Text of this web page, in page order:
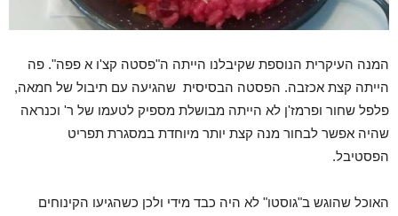
המנה העיקרית הנוספת שקיבלנו הייתה ה"פסטה קצ'ו א פפה". פה
הייתה קצת אכזבה. הפסטה הבסיסית שהגיעה עם תיבול של חמאה,
פלפל שחור ופרמז'ן לא הייתה מבושלת מספיק לטעמו של ר' וכנראה
שהיה אפשר לבחור מנה קצת יותר מיוחדת במסגרת תפריט
הפסטיבל.
האוכל שהוגש ב"גוסטו" לא היה כבד מידי ולכן כשהגיעו הקינוחים